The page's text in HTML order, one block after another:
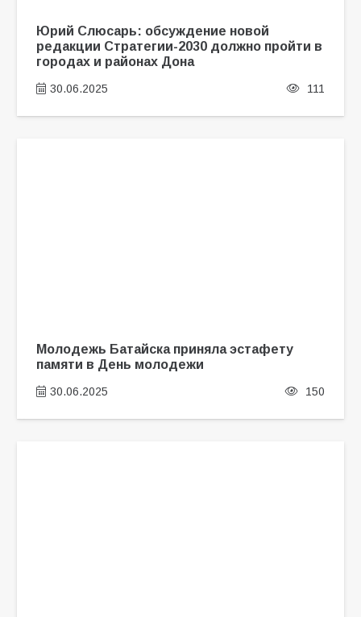
Юрий Слюсарь: обсуждение новой
редакции Стратегии-2030 должно пройти в
городах и районах Дона
30.06.2025 111
Молодежь Батайска приняла эстафету
памяти в День молодежи
30.06.2025 150